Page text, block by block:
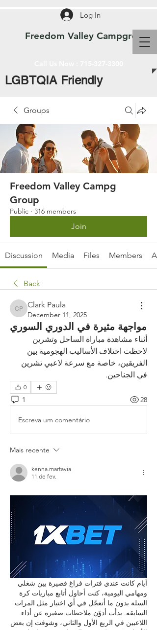
Freedom Valley Campground
Log In
LGBTQIA Friendly
Groups
Freedom Valley Campg
Group
Public · 316 members
Join
Discussion Media Files Members
Back
Clark Paula
Clark Paula
December 11, 2025
مواجهة مثيرة في الدوري السوري
في الجناحين.
0
1 28
Escreva um comentário
Mais recente
kenna.martavia
11 de fev.